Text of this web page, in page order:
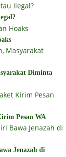
Diminta
Pesan WA
Jenazah di